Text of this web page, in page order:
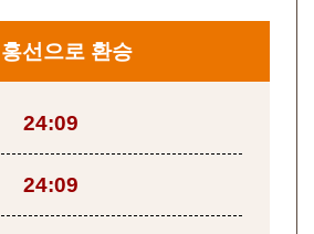
홍선으로 환승
24:09
24:09